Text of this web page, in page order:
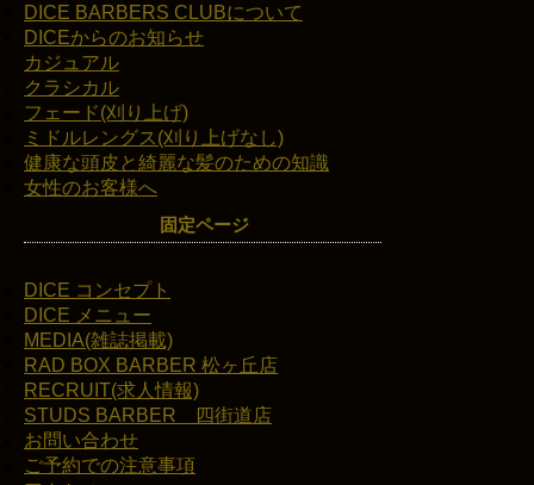
DICE BARBERS CLUBについて
DICEからのお知らせ
カジュアル
クラシカル
フェード(刈り上げ)
ミドルレングス(刈り上げなし)
健康な頭皮と綺麗な髪のための知識
女性のお客様へ
固定ページ
DICE コンセプト
DICE メニュー
MEDIA(雑誌掲載)
RAD BOX BARBER 松ヶ丘店
RECRUIT(求人情報)
STUDS BARBER 四街道店
お問い合わせ
ご予約での注意事項